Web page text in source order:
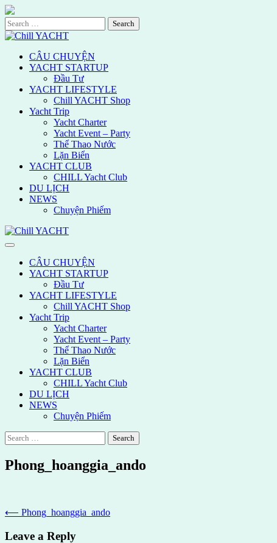
Skip
to
content
Search
for:
CÂU CHUYỆN
YACHT STARTUP
Đầu Tư
YACHT LIFESTYLE
Chill YACHT Shop
Yacht Trip
Yacht Charter
Yacht Event – Party
Thể Thao Nước
Lặn Biển
YACHT CLUB
CHILL Yacht Club
DU LỊCH
NEWS
Chuyện Phiếm
CÂU CHUYỆN
YACHT STARTUP
Đầu Tư
YACHT LIFESTYLE
Chill YACHT Shop
Yacht Trip
Yacht Charter
Yacht Event – Party
Thể Thao Nước
Lặn Biển
YACHT CLUB
CHILL Yacht Club
DU LỊCH
NEWS
Chuyện Phiếm
Search
for:
Phong_hoanggia_ando
Post
navigation
⟵ Phong_hoanggia_ando
Leave a Reply